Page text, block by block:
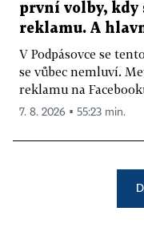
první volby,
reklamu. A
V Podpásovce se
se vůbec nemluví.
reklamu na
7. 8. 2026 ▪ 55:23 min.